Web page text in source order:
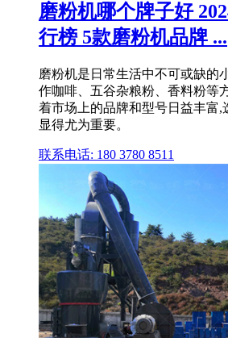
磨粉机哪个牌子好
行榜 5款磨粉机品牌 ...
磨粉机是日常生活中不可或缺的
作咖啡、五谷杂粮粉、香料粉等
着市场上的品牌和型号日益丰富,
显得尤为重要。
联系电话: 180 3780 8511